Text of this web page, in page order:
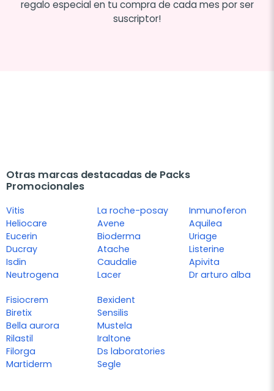
regalo especial en tu compra de cada mes por ser
suscriptor!
Otras marcas destacadas de Packs
Promocionales
Vitis
Heliocare
Eucerin
Ducray
Isdin
Neutrogena
La roche-posay
Avene
Bioderma
Atache
Caudalie
Lacer
Inmunoferon
Aquilea
Uriage
Listerine
Apivita
Dr arturo alba
Fisiocrem
Biretix
Bella aurora
Rilastil
Filorga
Martiderm
Bexident
Sensilis
Mustela
Iraltone
Ds laboratories
Segle